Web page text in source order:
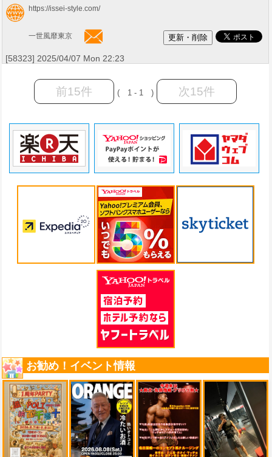
https://issei-style.com/
一世風靡東京
[58323] 2025/04/07 Mon 22:23
前15件 ( 1 - 1 ) 次15件
お勧め！イベント情報